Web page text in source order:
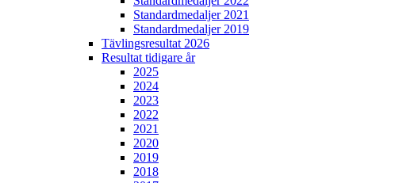
Standardmedaljer 2021
Standardmedaljer 2019
Tävlingsresultat 2026
Resultat tidigare år
2025
2024
2023
2022
2021
2020
2019
2018